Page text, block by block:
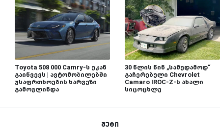
Toyota 508 000 Camry-ს უკან
გაიწვევს | ავტომობილებში
უსაფრთხოების ხარვეზი
გამოვლინდა
30 წლის წინ „სამუდამოდ“
გაჩერებული Chevrolet
Camaro IROC-Z-ს ახალი
სიცოცხლე
მეტი